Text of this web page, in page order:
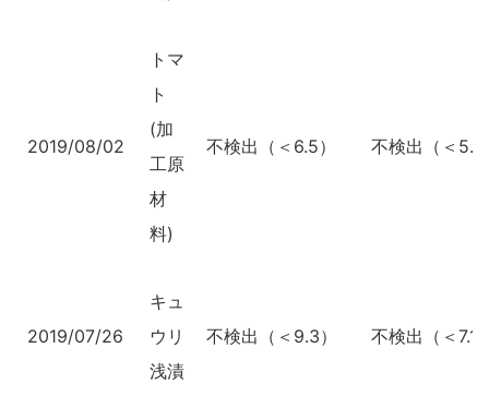
2019/08/02
トマ
ト
(加
工原
材
料)
不検出（＜6.5） 不検出（＜5.0
2019/07/26
キュ
ウリ
浅漬
不検出（＜9.3） 不検出（＜7.1